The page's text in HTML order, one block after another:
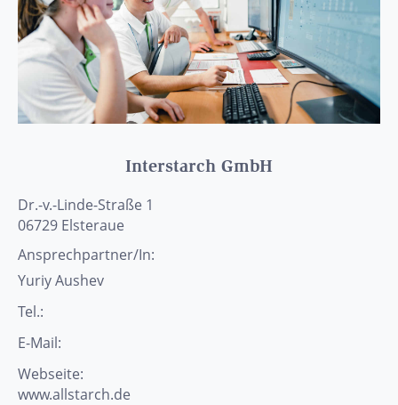
Interstarch GmbH
Dr.-v.-Linde-Straße 1
06729 Elsteraue
Ansprechpartner/In:
YuriyAushev
Tel.:
E-Mail:
Webseite:
www.allstarch.de